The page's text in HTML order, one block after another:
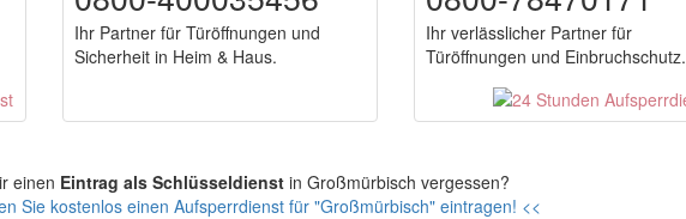
Ihr Partner für Türöffnungen und
Sicherheit in Heim & Haus.
Ihr verlässlicher Partner für
Türöffnungen und Einbruchschutz.
einen Eintrag als Schlüsseldienstin Großmürbisch vergessen?
Sie kostenlos einen Aufsperrdienst für "Großmürbisch" eintragen! <<